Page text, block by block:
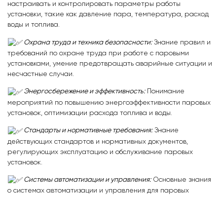
настраивать и контролировать параметры работы
установки, такие как давление пара, температура, расход
воды и топлива.
Охрана труда и техника безопасности:Знание правил и
требований по охране труда при работе с паровыми
установками, умение предотвращать аварийные ситуации и
несчастные случаи.
Энергосбережение и эффективность:
Понимание
мероприятий по повышению энергоэффективности паровых
установок, оптимизации расхода топлива и воды.
Стандарты и нормативные требования:Знание
действующих стандартов и нормативных документов,
регулирующих эксплуатацию и обслуживание паровых
установок.
Системы автоматизации и управления: Основные знания
о системах автоматизации и управления для паровых